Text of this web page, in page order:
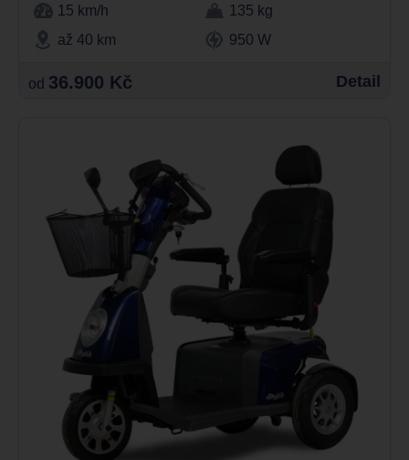
15 km/h
135 kg
až 40 km
950 W
od 36.900 Kč Detail